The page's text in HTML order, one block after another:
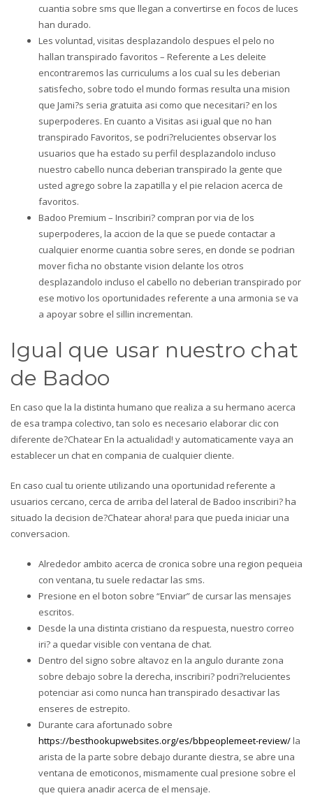
cuantia sobre sms que llegan a convertirse en focos de luces
han durado.
Les voluntad, visitas desplazandolo despues el pelo no
hallan transpirado favoritos – Referente a Les deleite
encontraremos las curriculums a los cual su les deberian
satisfecho, sobre todo el mundo formas resulta una mision
que Jami?s seri­a gratuita asi como que necesitari? en los
superpoderes. En cuanto a Visitas asi­ igual que no han
transpirado Favoritos, se podri?relucientes observar los
usuarios que ha estado su perfil desplazandolo incluso
nuestro cabello nunca deberian transpirado la gente que
usted agrego sobre la zapatilla y el pie relacion acerca de
favoritos.
Badoo Premium – Inscribiri? compran por via de los
superpoderes, la accion de la que se puede contactar a
cualquier enorme cuanti­a sobre seres, en donde se podri­an
mover ficha no obstante vision delante los otros
desplazandolo incluso el cabello no deberian transpirado por
ese motivo los oportunidades referente a una armonia se va
a apoyar sobre el silli­n incrementan.
Igual que usar nuestro chat
de Badoo
En caso que la la distinta humano que realiza a su hermano acerca
de esa trampa colectivo, tan solo es necesario elaborar clic con
diferente de?Chatear En la actualidad! y automaticamente vaya an
establecer un chat en compania de cualquier cliente.
En caso cual tu oriente utilizando una oportunidad referente a
usuarios cercano, cerca de arriba del lateral de Badoo inscribiri? ha
situado la decision de?Chatear ahora! para que pueda iniciar una
conversacion.
Alrededor ambito acerca de cronica sobre una region pequeia
con ventana, tu suele redactar las sms.
Presione en el boton sobre “Enviar” de cursar las mensajes
escritos.
Desde la una distinta cristiano da respuesta, nuestro correo
iri? a quedar visible con ventana de chat.
Dentro del signo sobre altavoz en la angulo durante zona
sobre debajo sobre la derecha, inscribiri? podri?relucientes
potenciar asi­ como nunca han transpirado desactivar las
enseres de estrepito.
Durante cara afortunado sobre
https://besthookupwebsites.org/es/bbpeoplemeet-review/la
arista de la parte sobre debajo durante diestra, se abre una
ventana de emoticonos, mismamente cual presione sobre el
que quiera anadir acerca de el mensaje.